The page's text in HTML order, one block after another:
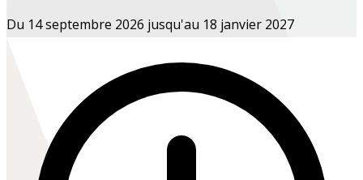
Du 14 septembre 2026 jusqu'au 18 janvier 2027